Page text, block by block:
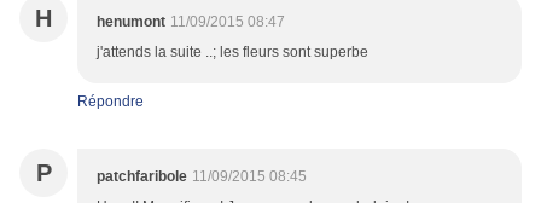
H henumont 11/09/2015 08:47
j'attends la suite ..; les fleurs sont superbe
Répondre
P patchfaribole 11/09/2015 08:45